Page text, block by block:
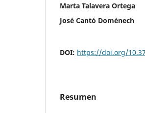
Marta Talavera Ortega
José Cantó Doménech
DOI: https://doi.org/
Resumen